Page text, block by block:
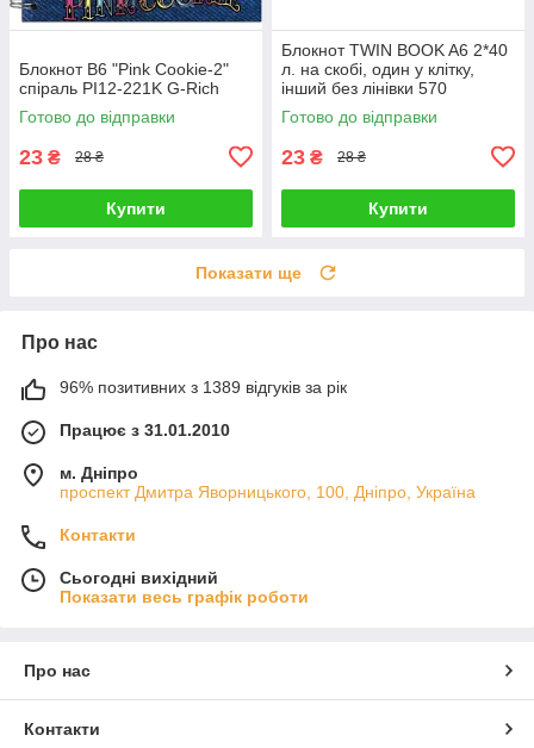
Блокнот В6 "Pink Cookie-2"
спіраль PI12-221K G-Rich
Готово до відправки
23 ₴ 28 ₴
Купити
Блокнот TWIN BOOK A6 2*40
л. на скобі, один у клітку,
інший без лінівки 570
STUDENT A6-2x040-570 G-
Rich
Готово до відправки
23 ₴ 28 ₴
Купити
Показати ще
Про нас
96% позитивних з 1389 відгуків за рік
Працює з 31.01.2010
м. Дніпро
проспект Дмитра Яворницького, 100, Дніпро, Україна
Контакти
Сьогодні вихідний
Показати весь графік роботи
Про нас
Контакти